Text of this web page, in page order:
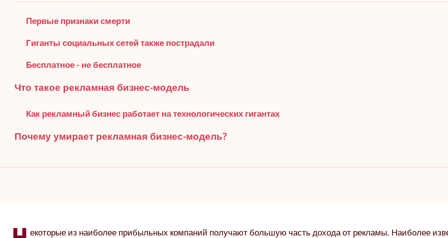
Первые признаки смерти
Гиганты социальных сетей также пострадали
Бесплатное - не бесплатное
Что такое рекламная бизнес-модель
Как рекламный бизнес работает на технологических гигантах
Почему умирает рекламная бизнес-модель?
екоторые из наиболее прибыльных компаний получают большую часть дохода от рекламы. Наиболее